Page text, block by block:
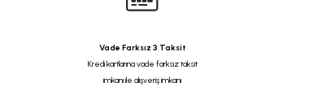
Vade Farksız 3 Taksit
Kredi kartlarına vade farksız taksit
imkanı ile alışveriş imkanı